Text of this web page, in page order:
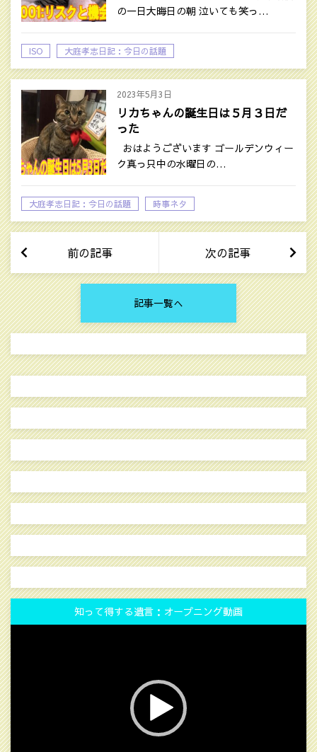
の一日大晦日の朝 泣いても笑っ…
ISO 大庭孝志日記：今日の話題
2023年5月3日
リカちゃんの誕生日は５月３日だ
った
おはようございます ゴールデンウィー
ク真っ只中の水曜日の…
大庭孝志日記：今日の話題 時事ネタ
前の記事 次の記事
記事一覧へ
知って得する遺言：オープニング動画
動
画
プ
レ
ー
ヤ
ー